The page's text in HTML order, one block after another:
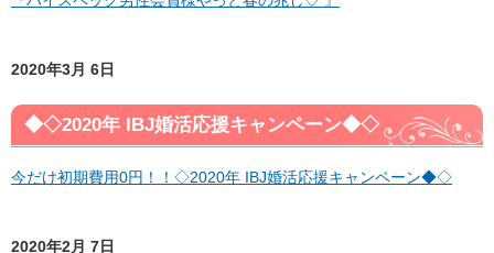
2020年3月 6日
◆◇2020年 IBJ婚活応援キャンペーン◆◇
今だけ初期費用0円！！◇2020年 IBJ婚活応援キャンペーン◆◇
2020年2月 7日